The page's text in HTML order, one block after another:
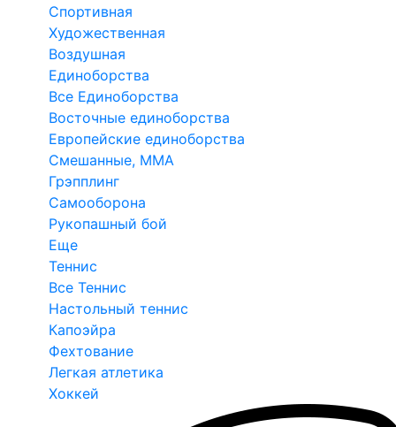
Спортивная
Художественная
Воздушная
Единоборства
Все Единоборства
Восточные единоборства
Европейские единоборства
Смешанные, ММА
Грэпплинг
Самооборона
Рукопашный бой
Еще
Теннис
Все Теннис
Настольный теннис
Капоэйра
Фехтование
Легкая атлетика
Хоккей